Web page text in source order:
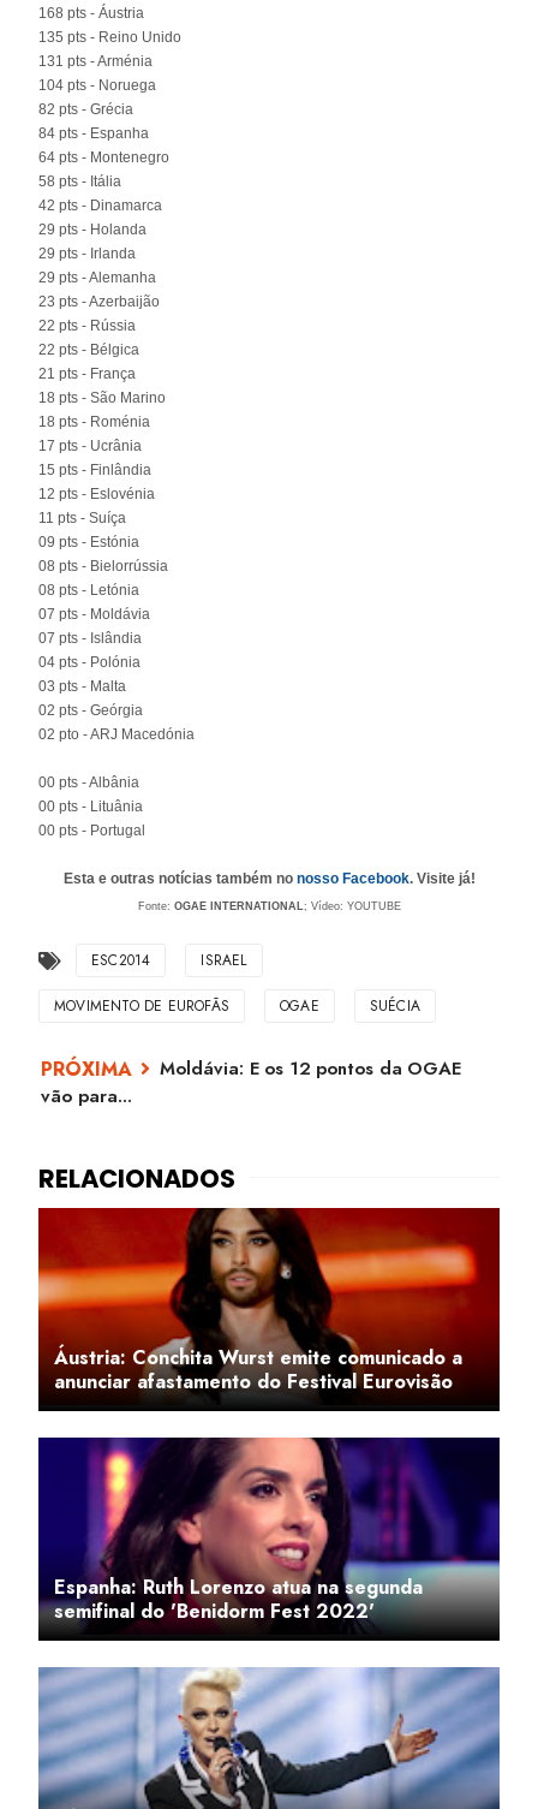
168 pts - Áustria
135 pts - Reino Unido
131 pts - Arménia
104 pts - Noruega
82 pts - Grécia
84 pts - Espanha
64 pts - Montenegro
58 pts - Itália
42 pts - Dinamarca
29 pts - Holanda
29 pts - Irlanda
29 pts - Alemanha
23 pts - Azerbaijão
22 pts - Rússia
22 pts - Bélgica
21 pts - França
18 pts - São Marino
18 pts - Roménia
17 pts - Ucrânia
15 pts - Finlândia
12 pts - Eslovénia
11 pts - Suíça
09 pts - Estónia
08 pts - Bielorrússia
08 pts - Letónia
07 pts - Moldávia
07 pts - Islândia
04 pts - Polónia
03 pts - Malta
02 pts - Geórgia
02 pto - ARJ Macedónia
00 pts - Albânia
00 pts - Lituânia
00 pts - Portugal
Esta e outras notícias também no nosso Facebook. Visite já!
Fonte: OGAE INTERNATIONAL; Vídeo: YOUTUBE
ESC2014 ISRAEL
MOVIMENTO DE EUROFÃS OGAE SUÉCIA
Moldávia: E os 12 pontos da OGAE
vão para...
Áustria: Conchita Wurst emite comunicado a
anunciar afastamento do Festival Eurovisão
Espanha: Ruth Lorenzo atua na segunda
semifinal do 'Benidorm Fest 2022'